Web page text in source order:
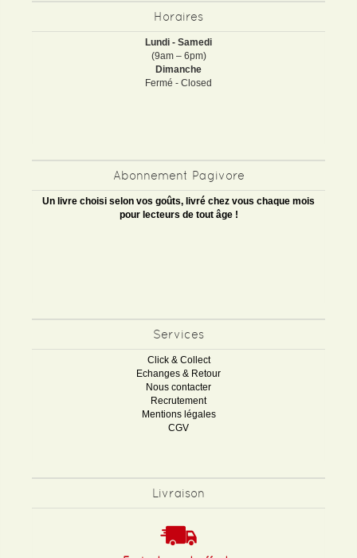
Horaires
Lundi - Samedi
(9am – 6pm)
Dimanche
Fermé - Closed
Abonnement Pagivore
Un livre choisi selon vos goûts, livré chez vous chaque mois
pour lecteurs de tout âge !
Services
Click & Collect
Echanges & Retour
Nous contacter
Recrutement
Mentions légales
CGV
Livraison